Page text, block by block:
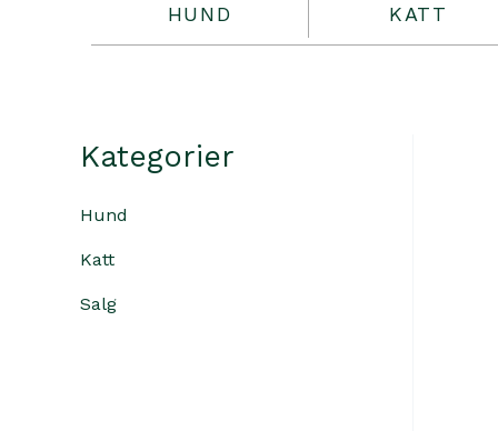
HUND KATT
Kategorier
Hund
Katt
Salg